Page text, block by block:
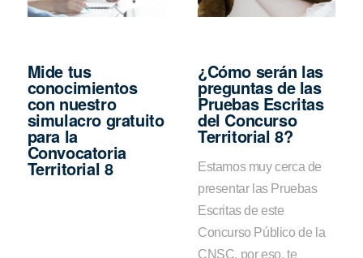
Mide tus
conocimientos
con nuestro
simulacro gratuito
para la
Convocatoria
Territorial 8
¿Cómo serán las
preguntas de las
Pruebas Escritas
del Concurso
Territorial 8?
Estamos muy cerca de
presentar las Pruebas
Escritas de este
Concurso Público de la
CNSC, por eso, te